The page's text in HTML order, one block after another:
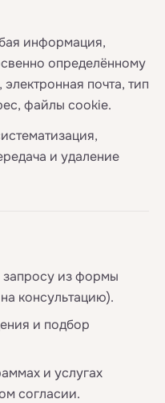
информация,
определённому
почта, тип
файлы cookie.
и удаление
запросу из формы
консультацию).
и подбор
и услугах
согласии.